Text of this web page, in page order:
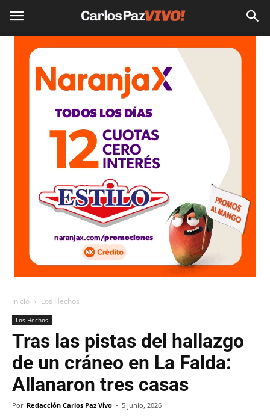
Inicio Los Hechos
Los Hechos
Tras las pistas del hallazgo
de un cráneo en La Falda:
Allanaron tres casas
Por Redacción Carlos Paz Vivo - 5 junio, 2026